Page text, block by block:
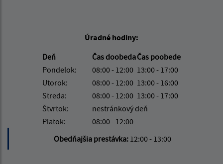
Úradné hodiny:
Deň
Čas doobedaČas poobede
Pondelok:
08:00 - 12:00 13:00 - 17:00
Utorok:
08:00 - 12:00 13:00 - 16:00
Streda:
08:00 - 12:00 13:00 - 17:00
Štvrtok:
nestránkový deň
Piatok:
08:00 - 12:00
Obedňajšia prestávka: 12:00 - 13:00